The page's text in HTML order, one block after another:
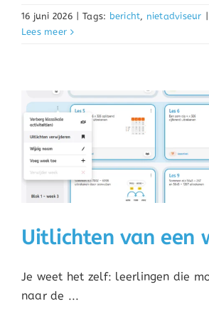
16 juni 2026 | Tags: bericht, nietadviseur |
Lees meer
Uitlichten van een
Je weet het zelf: leerlingen die
naar de ...